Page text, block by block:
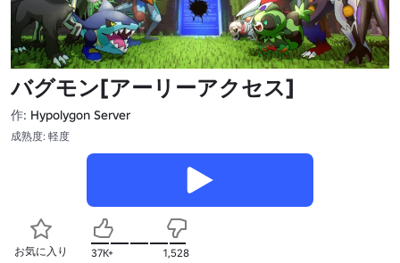
バグモン[アーリーアクセス]
作: Hypolygon Server
成熟度: 軽度
お気に入り 37K+ 1,528